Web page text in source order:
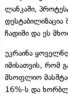
ლანკაში,
დესტაბილიზაცია
ჩადიში და ეს
უკრაინა
იმისათვის, რომ
მსოფლიო
16%-ს და